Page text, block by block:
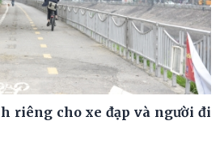
riêng cho xe đạp và người đi